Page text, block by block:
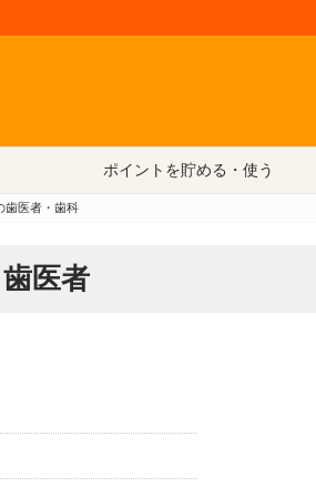
ポイントを貯める・使う
歯医者・歯科
医者